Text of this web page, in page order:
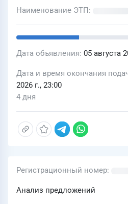
Наименование ЭТП
Дата объявления 05 августа
Дата и время окончания
2026 г., 23:00
4 дня
Регистрационный номер
Анализ предложений